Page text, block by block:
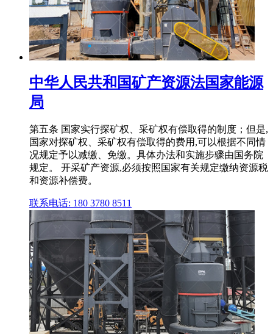
中华人民共和国矿产资源法国家能源
局
第五条 国家实行探矿权、采矿权有偿取得的制度；但是,
国家对探矿权、采矿权有偿取得的费用,可以根据不同情
况规定予以减缴、免缴。具体办法和实施步骤由国务院
规定。 开采矿产资源,必须按照国家有关规定缴纳资源税
和资源补偿费。
联系电话: 180 3780 8511